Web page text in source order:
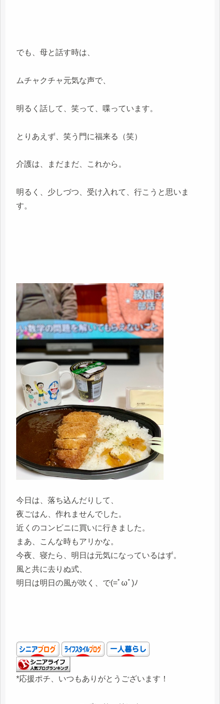
でも、母と話す時は、
ムチャクチャ元気な声で、
明るく話して、笑って、喋っています。
とりあえず、笑う門に福来る（笑）
介護は、まだまだ、これから。
明るく、少しづつ、受け入れて、行こうと思いま
す。
今日は、落ち込んだりして、
夜ごはん、作れませんでした。
近くのコンビニに買いに行きました。
まあ、こんな時もアリかな。
今夜、寝たら、明日は元気になっているはず。
風と共に去りぬ式、
明日は明日の風が吹く、で(=ﾟωﾟ)ﾉ
*応援ポチ、いつもありがとうございます！